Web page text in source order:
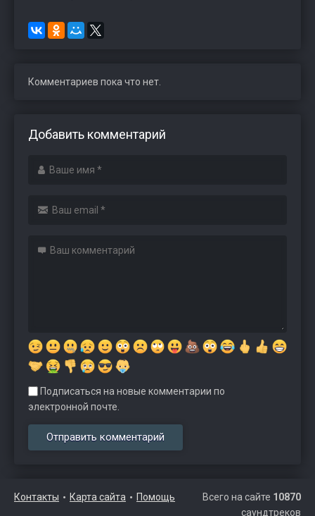
Комментариев пока что нет.
Добавить комментарий
Подписаться на новые комментарии по
электронной почте.
Контакты Карта сайта Помощь Всего на сайте 10870
саундтреков